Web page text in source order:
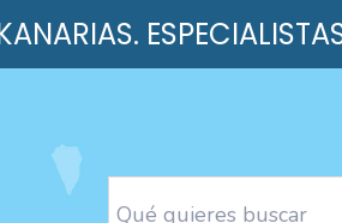
KANARIAS.